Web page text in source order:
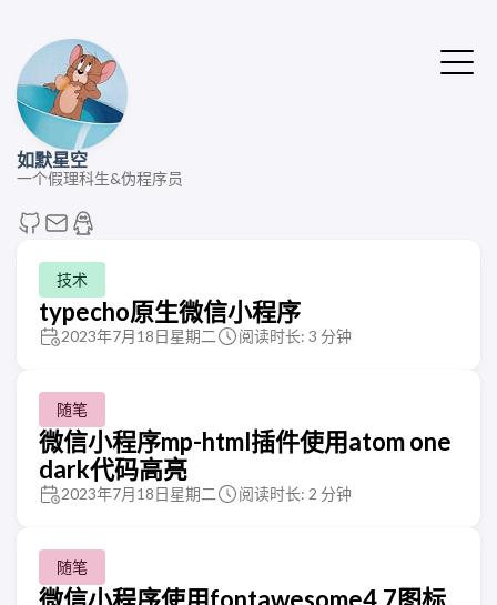
如默星空
一个假理科生&伪程序员
技术
typecho原生微信小程序
2023年7月18日星期二 阅读时长: 3 分钟
随笔
微信小程序mp-html插件使用atom one
dark代码高亮
2023年7月18日星期二 阅读时长: 2 分钟
随笔
微信小程序使用fontawesome4.7图标